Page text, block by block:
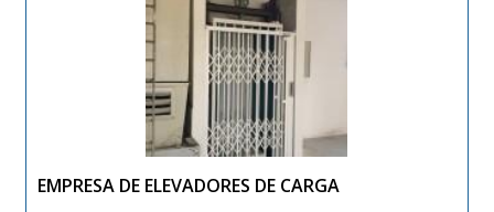
Escritório de alta qualidade onde são realizadas as
atividades; Catálogo amplo de produtos. Tudo isso para
que se tenha carrinho de 90 litros com precisão. Sem
trocar o foco sobre carrinho 90 litros, na essência da
empresa, a mesma deve prezar pelos produtos e serviços
ficam de fora no planejamento de empresas que visam
EMPRESA DE ELEVADORES DE CARGA